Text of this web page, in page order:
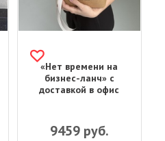
«Нет времени на
бизнес-ланч» с
доставкой в офис
9459руб.